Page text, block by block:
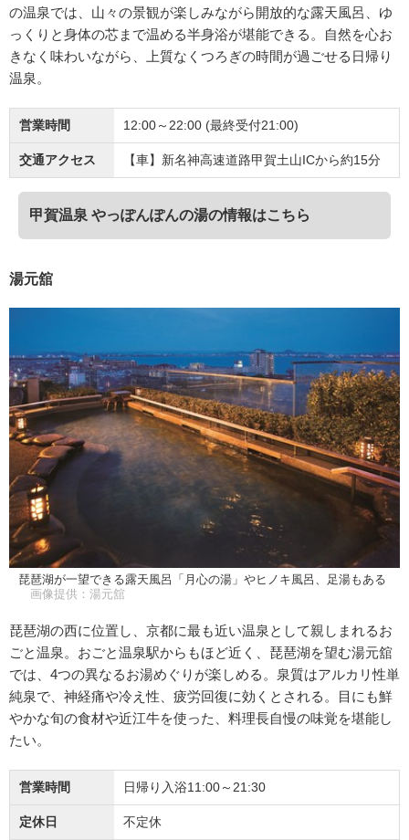
の温泉では、山々の景観が楽しみながら開放的な露天風呂、ゆ
っくりと身体の芯まで温める半身浴が堪能できる。自然を心お
きなく味わいながら、上質なくつろぎの時間が過ごせる日帰り
温泉。
営業時間 12:00～22:00 (最終受付21:00)
交通アクセス 【車】新名神高速道路甲賀土山ICから約15分
甲賀温泉 やっぽんぽんの湯の情報はこちら
湯元舘
琵琶湖が一望できる露天風呂「月心の湯」やヒノキ風呂、足湯もある
画像提供：湯元舘
琵琶湖の西に位置し、京都に最も近い温泉として親しまれるお
ごと温泉。おごと温泉駅からもほど近く、琵琶湖を望む湯元舘
では、4つの異なるお湯めぐりが楽しめる。泉質はアルカリ性単
純泉で、神経痛や冷え性、疲労回復に効くとされる。目にも鮮
やかな旬の食材や近江牛を使った、料理長自慢の味覚を堪能し
たい。
営業時間 日帰り入浴11:00～21:30
定休日 不定休